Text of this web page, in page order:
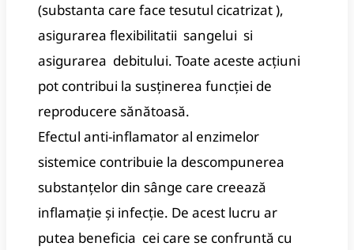
(substanta care face tesutul cicatrizat ),
asigurarea flexibilitatii sangelui si
asigurarea debitului. Toate aceste acțiuni
pot contribui la susținerea funcției de
reproducere sănătoasă.
Efectul anti-inflamator al enzimelor
sistemice contribuie la descompunerea
substanțelor din sânge care creează
inflamație și infecție. De acest lucru ar
putea beneficia cei care se confruntă cu